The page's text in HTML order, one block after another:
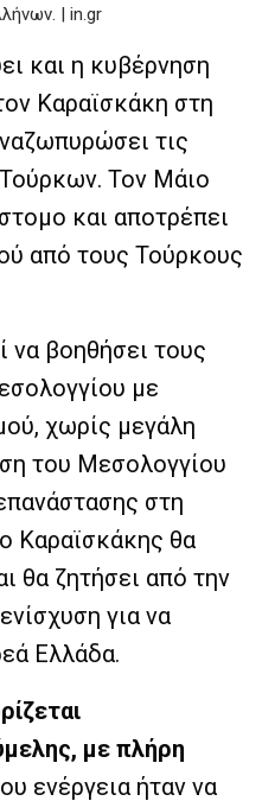
και η κυβέρνηση
Καραϊσκάκη στη
τις
Τον Μάιο
και αποτρέπει
από τους Τούρκους
να βοηθήσει τους
με
χωρίς μεγάλη
του Μεσολογγίου
στη
Καραϊσκάκης θα
θα ζητήσει από την
για να
Ελλάδα.
με πλήρη
ενέργεια ήταν να